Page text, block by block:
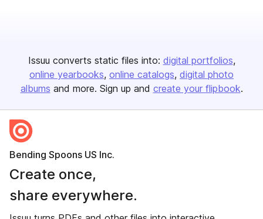
Issuu converts static files into: digital portfolios
online yearbooks online catalogs digital photo
albums and more. Sign up and create your flipbook.
Bending Spoons US Inc.
Create once,
share everywhere.